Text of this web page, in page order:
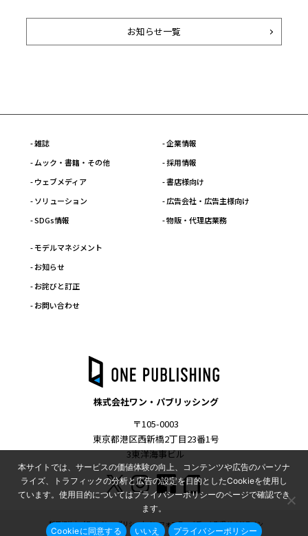
お知らせ一覧
- 雑誌
- ムック・書籍・その他
- ウェブメディア
- ソリューション
- SDGs情報
- 企業情報
- 採用情報
- 書店様向け
- 広告会社・広告主様向け
- 物販・代理店業務
- モデルマネジメント
- お知らせ
- お詫びと訂正
- お問い合わせ
株式会社ワン・パブリッシング
〒105-0003
東京都港区西新橋2丁目23番1号
3東洋海事ビル
利用規約 プライバシーポリシー インフォマティブデータ取得ガイドライン
本サイトでは、サービスの価値体験の向上、コンテンツや広告のパーソナ
ライズ、トラフィックの分析と広告の設定を目的としたCookieを使用し
ています。使用目的についてはプライバシーポリシーのページで確認でき
ます。
Cookieに同意する いいえ プライバシーポリシー